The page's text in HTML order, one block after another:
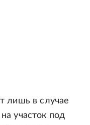
лишь в случае
участок под